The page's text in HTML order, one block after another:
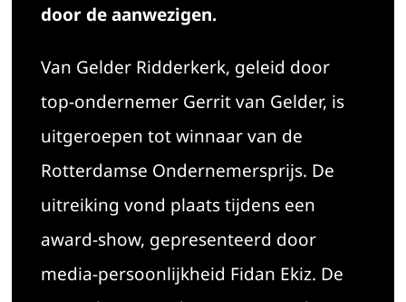
door de aanwezigen.
Van Gelder Ridderkerk, geleid door
top-ondernemer Gerrit van Gelder, is
uitgeroepen tot winnaar van de
Rotterdamse Ondernemersprijs. De
uitreiking vond plaats tijdens een
award-show, gepresenteerd door
media-persoonlijkheid Fidan Ekiz. De